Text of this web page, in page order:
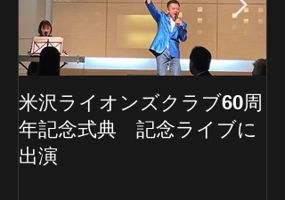
米沢ライオンズクラブ60周
年記念式典 記念ライブに
出演